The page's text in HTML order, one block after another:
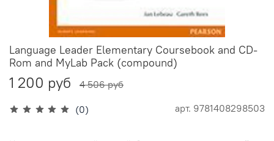
(0) арт. 9781408298503
Language Leader Elementary Coursebook and CD-
Rom and MyLab Pack (compound)
1 200 руб 4 506 руб